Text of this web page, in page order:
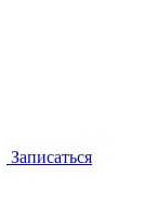
Записаться